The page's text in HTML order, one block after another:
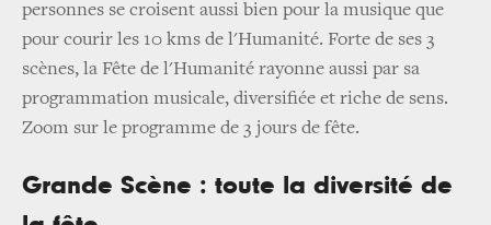
personnes se croisent aussi bien pour la musique que
pour courir les 10 kms de l'Humanité. Forte de ses 3
scènes, la Fête de l'Humanité rayonne aussi par sa
programmation musicale, diversifiée et riche de sens.
Zoom sur le programme de 3 jours de fête.
Grande Scène : toute la diversité de